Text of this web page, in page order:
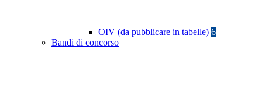
OIV (da pubblicare in tabelle) 6
Bandi di concorso